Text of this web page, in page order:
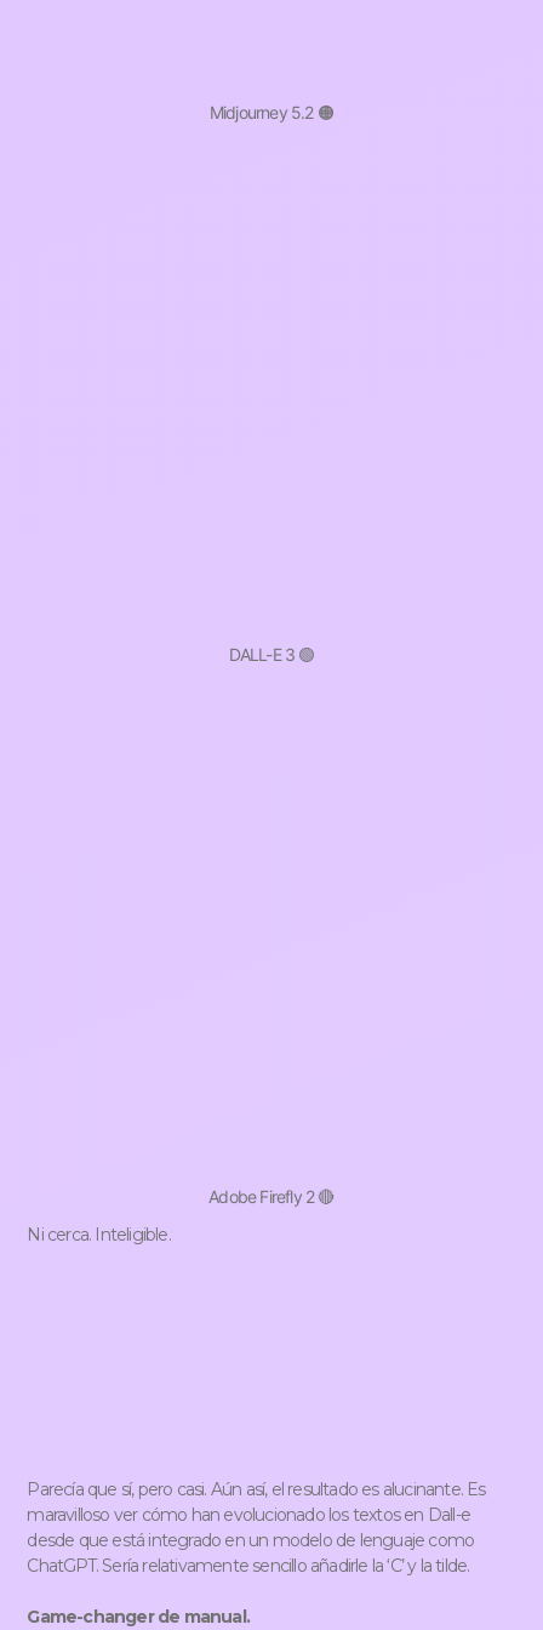
Midjourney 5.2 🟠
DALL-E 3 🟢
Adobe Firefly 2 🔴
Ni cerca. Inteligible.
Parecía que sí, pero casi. Aún así, el resultado es alucinante. Es
maravilloso ver cómo han evolucionado los textos en Dall-e
desde que está integrado en un modelo de lenguaje como
ChatGPT. Sería relativamente sencillo añadirle la ‘C’ y la tilde.
Game-changer de manual.